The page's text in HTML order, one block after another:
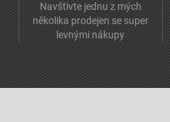
Navštivte jednu z mých
několika prodejen se super
levnými nákupy